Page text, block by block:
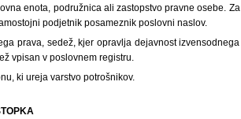
enota, podružnica ali zastopstvo pravne osebe. Za
podjetnik posameznik poslovni naslov.
prava, sedež, kjer opravlja dejavnost izvensodnega
vpisan v poslovnem registru.
ki ureja varstvo potrošnikov.